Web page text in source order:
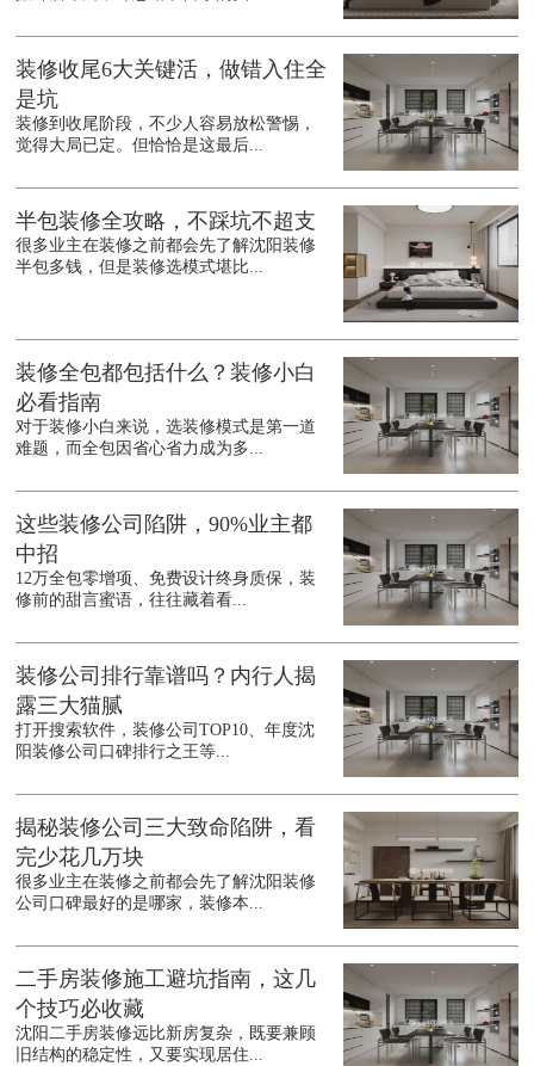
装修收尾6大关键活，做错入住全
是坑
装修到收尾阶段，不少人容易放松警惕，
觉得大局已定。但恰恰是这最后...
半包装修全攻略，不踩坑不超支
很多业主在装修之前都会先了解沈阳装修
半包多钱，但是装修选模式堪比...
装修全包都包括什么？装修小白
必看指南
对于装修小白来说，选装修模式是第一道
难题，而全包因省心省力成为多...
这些装修公司陷阱，90%业主都
中招
12万全包零增项、免费设计终身质保，装
修前的甜言蜜语，往往藏着看...
装修公司排行靠谱吗？内行人揭
露三大猫腻
打开搜索软件，装修公司TOP10、年度沈
阳装修公司口碑排行之王等...
揭秘装修公司三大致命陷阱，看
完少花几万块
很多业主在装修之前都会先了解沈阳装修
公司口碑最好的是哪家，装修本...
二手房装修施工避坑指南，这几
个技巧必收藏
沈阳二手房装修远比新房复杂，既要兼顾
旧结构的稳定性，又要实现居住...